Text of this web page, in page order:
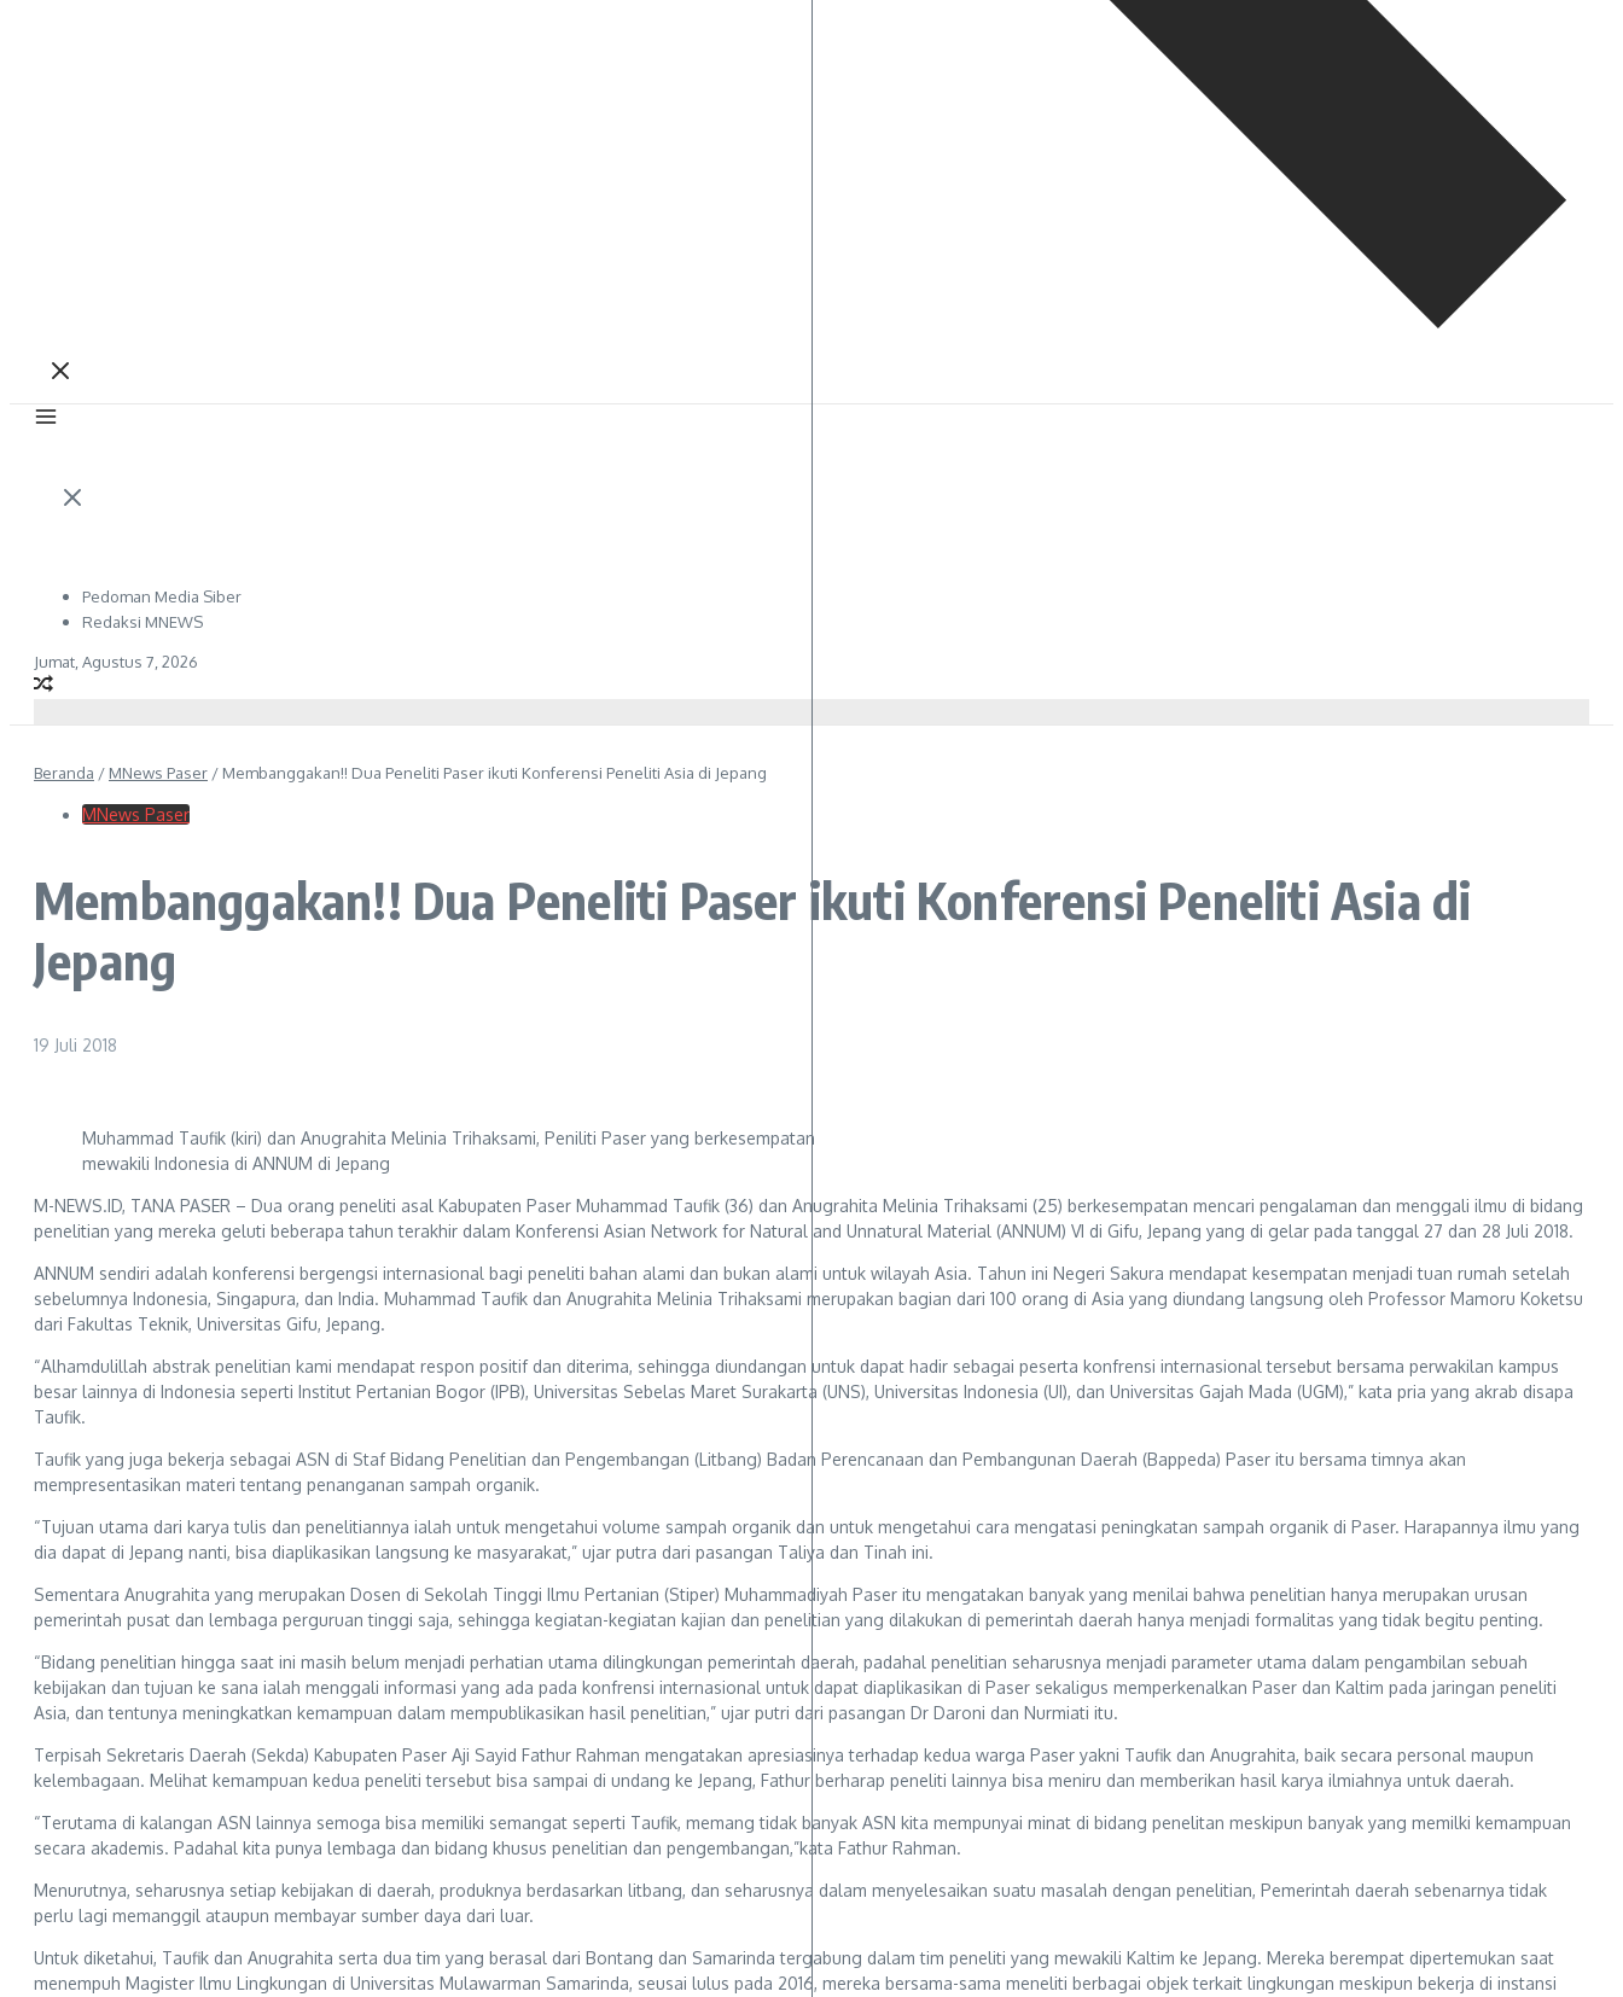
Pedoman Media Siber
Redaksi MNEWS
Jumat, Agustus 7, 2026
Beranda / MNews Paser / Membanggakan!! Dua Peneliti Paser ikuti Konferensi Peneliti Asia di Jepang
MNews Paser
Membanggakan!! Dua Peneliti Paser ikuti Konferensi Peneliti Asia di
Jepang
19 Juli 2018
Muhammad Taufik (kiri) dan Anugrahita Melinia Trihaksami, Peniliti Paser yang berkesempatan
mewakili Indonesia di ANNUM di Jepang
M-NEWS.ID, TANA PASER – Dua orang peneliti asal Kabupaten Paser Muhammad Taufik (36) dan Anugrahita Melinia Trihaksami (25) berkesempatan mencari pengalaman dan menggali ilmu di bidang
penelitian yang mereka geluti beberapa tahun terakhir dalam Konferensi Asian Network for Natural and Unnatural Material (ANNUM) VI di Gifu, Jepang yang di gelar pada tanggal 27 dan 28 Juli 2018.
ANNUM sendiri adalah konferensi bergengsi internasional bagi peneliti bahan alami dan bukan alami untuk wilayah Asia. Tahun ini Negeri Sakura mendapat kesempatan menjadi tuan rumah setelah
sebelumnya Indonesia, Singapura, dan India. Muhammad Taufik dan Anugrahita Melinia Trihaksami merupakan bagian dari 100 orang di Asia yang diundang langsung oleh Professor Mamoru Koketsu
dari Fakultas Teknik, Universitas Gifu, Jepang.
“Alhamdulillah abstrak penelitian kami mendapat respon positif dan diterima, sehingga diundangan untuk dapat hadir sebagai peserta konfrensi internasional tersebut bersama perwakilan kampus
besar lainnya di Indonesia seperti Institut Pertanian Bogor (IPB), Universitas Sebelas Maret Surakarta (UNS), Universitas Indonesia (UI), dan Universitas Gajah Mada (UGM),” kata pria yang akrab disapa
Taufik.
Taufik yang juga bekerja sebagai ASN di Staf Bidang Penelitian dan Pengembangan (Litbang) Badan Perencanaan dan Pembangunan Daerah (Bappeda) Paser itu bersama timnya akan
mempresentasikan materi tentang penanganan sampah organik.
“Tujuan utama dari karya tulis dan penelitiannya ialah untuk mengetahui volume sampah organik dan untuk mengetahui cara mengatasi peningkatan sampah organik di Paser. Harapannya ilmu yang
dia dapat di Jepang nanti, bisa diaplikasikan langsung ke masyarakat,” ujar putra dari pasangan Taliya dan Tinah ini.
Sementara Anugrahita yang merupakan Dosen di Sekolah Tinggi Ilmu Pertanian (Stiper) Muhammadiyah Paser itu mengatakan banyak yang menilai bahwa penelitian hanya merupakan urusan
pemerintah pusat dan lembaga perguruan tinggi saja, sehingga kegiatan-kegiatan kajian dan penelitian yang dilakukan di pemerintah daerah hanya menjadi formalitas yang tidak begitu penting.
“Bidang penelitian hingga saat ini masih belum menjadi perhatian utama dilingkungan pemerintah daerah, padahal penelitian seharusnya menjadi parameter utama dalam pengambilan sebuah
kebijakan dan tujuan ke sana ialah menggali informasi yang ada pada konfrensi internasional untuk dapat diaplikasikan di Paser sekaligus memperkenalkan Paser dan Kaltim pada jaringan peneliti
Asia, dan tentunya meningkatkan kemampuan dalam mempublikasikan hasil penelitian,” ujar putri dari pasangan Dr Daroni dan Nurmiati itu.
Terpisah Sekretaris Daerah (Sekda) Kabupaten Paser Aji Sayid Fathur Rahman mengatakan apresiasinya terhadap kedua warga Paser yakni Taufik dan Anugrahita, baik secara personal maupun
kelembagaan. Melihat kemampuan kedua peneliti tersebut bisa sampai di undang ke Jepang, Fathur berharap peneliti lainnya bisa meniru dan memberikan hasil karya ilmiahnya untuk daerah.
“Terutama di kalangan ASN lainnya semoga bisa memiliki semangat seperti Taufik, memang tidak banyak ASN kita mempunyai minat di bidang penelitan meskipun banyak yang memilki kemampuan
secara akademis. Padahal kita punya lembaga dan bidang khusus penelitian dan pengembangan,”kata Fathur Rahman.
Menurutnya, seharusnya setiap kebijakan di daerah, produknya berdasarkan litbang, dan seharusnya dalam menyelesaikan suatu masalah dengan penelitian, Pemerintah daerah sebenarnya tidak
perlu lagi memanggil ataupun membayar sumber daya dari luar.
Untuk diketahui, Taufik dan Anugrahita serta dua tim yang berasal dari Bontang dan Samarinda tergabung dalam tim peneliti yang mewakili Kaltim ke Jepang. Mereka berempat dipertemukan saat
menempuh Magister Ilmu Lingkungan di Universitas Mulawarman Samarinda, seusai lulus pada 2016, mereka bersama-sama meneliti berbagai objek terkait lingkungan meskipun bekerja di instansi